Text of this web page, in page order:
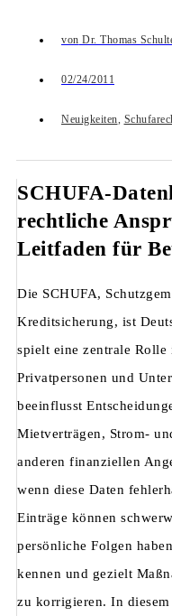
von Dr. Thomas
02/24/2011
Neuigkeiten,
SCHUFA-
rechtliche
Leitfaden für
Die SCHUFA,
Kreditsicherung, ist
spielt eine zentrale
Privatpersonen und
beeinflusst
Mietverträgen, Strom-
anderen finanziellen
wenn diese Daten
Einträge können
persönliche Folgen
kennen und gezielt
zu korrigieren. In